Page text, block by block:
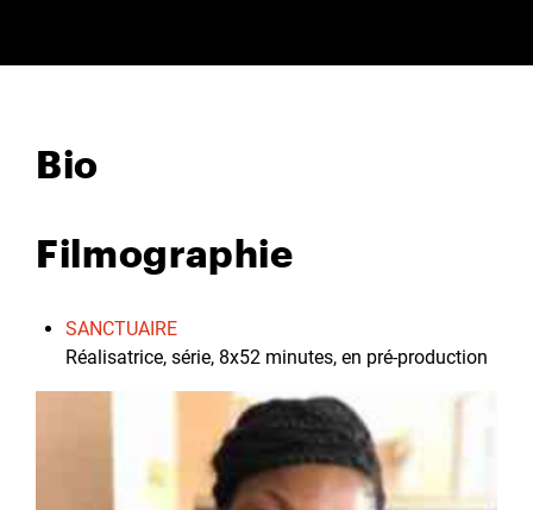
Bio
Filmographie
SANCTUAIRE
Réalisatrice, série, 8x52 minutes, en pré-production